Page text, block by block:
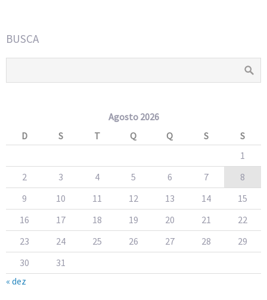
BUSCA
Agosto 2026
D
S T Q Q S
S
1
2
3 4 5 6 7
8
9
10 11 12 13 14
15
16
17 18 19 20 21
22
23
24 25 26 27 28
29
30
31
« dez